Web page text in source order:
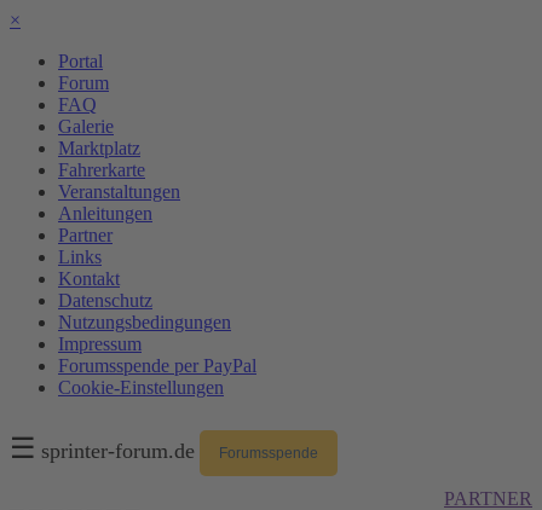
×
Portal
Forum
FAQ
Galerie
Marktplatz
Fahrerkarte
Veranstaltungen
Anleitungen
Partner
Links
Kontakt
Datenschutz
Nutzungsbedingungen
Impressum
Forumsspende per PayPal
Cookie-Einstellungen
☰ sprinter-forum.de Forumsspende
PARTNER